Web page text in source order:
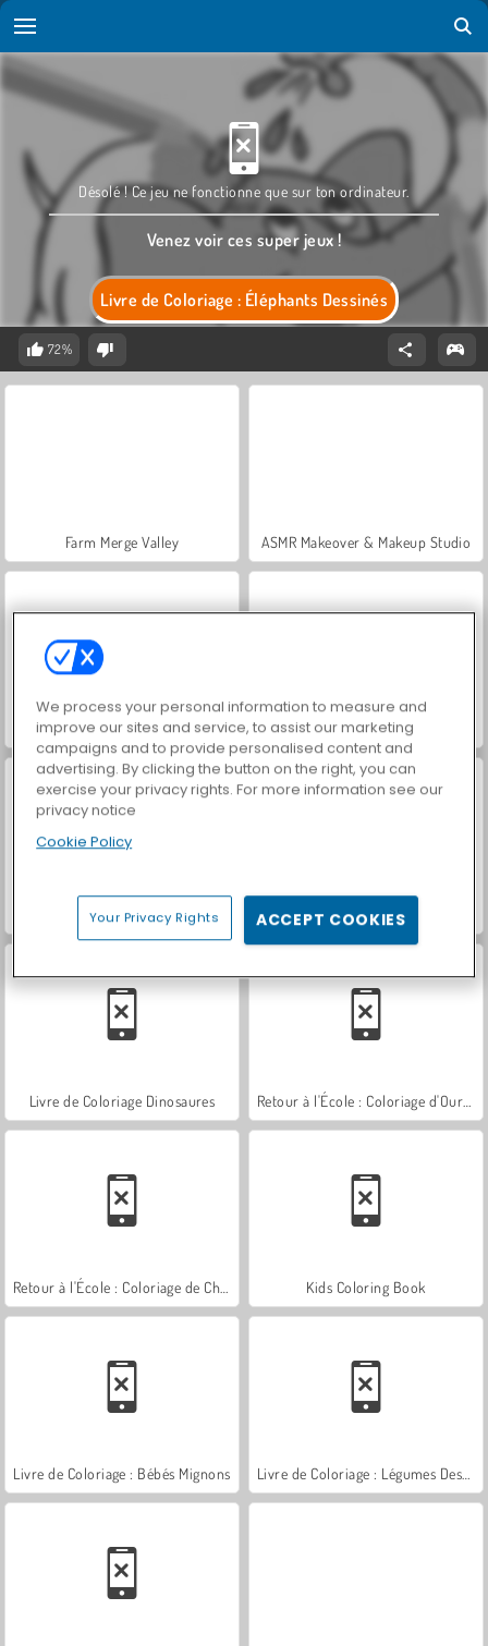
Livre de Coloriage : Éléphants Dessinés
Désolé ! Ce jeu ne fonctionne que sur ton ordinateur.
Venez voir ces super jeux !
72%
Farm Merge Valley ASMR Makeover & Makeup Studio
VegaMix Da Vinci Puzzles Hidden Object: Street of Secrets
World War 2 Shooter Car Parking City Duel
Livre de Coloriage Dinosaures
Kids Coloring Book
Livre de Coloriage : Bébés Mignons
We process your personal information to measure and
improve our sites and service, to assist our marketing
campaigns and to provide personalised content and
advertising. By clicking the button on the right, you can
exercise your privacy rights. For more information see our
privacy notice
Cookie Policy
Your Privacy Rights ACCEPT COOKIES